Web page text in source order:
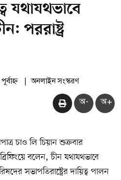
যথাযথভাবে
পররাষ্ট্র
অনলাইন সংস্করণ
অ- অ+
চাও লি চিয়ান শুক্রবার
বলেন, চীন যথাযথভাবে
সভাপতিরাষ্ট্রের দায়িত্ব পালন